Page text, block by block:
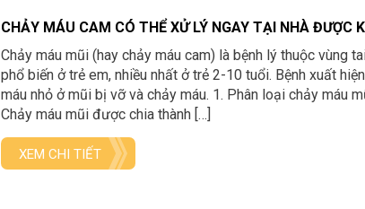
CHẢY MÁU CAM CÓ THỂ XỬ LÝ NGAY TẠI NHÀ ĐƯỢC
Chảy máu mũi (hay chảy máu cam) là bệnh lý thuộc vùng
phổ biến ở trẻ em, nhiều nhất ở trẻ 2-10 tuổi. Bệnh xuất
máu nhỏ ở mũi bị vỡ và chảy máu. 1. Phân loại chảy máu
Chảy máu mũi được chia thành […]
XEM CHI TIẾT